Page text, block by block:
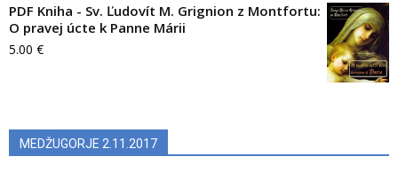
PDF Kniha - Sv. Ľudovít M. Grignion z Montfortu:
O pravej úcte k Panne Márii
5.00 €
MEDŽUGORJE 2.11.2017